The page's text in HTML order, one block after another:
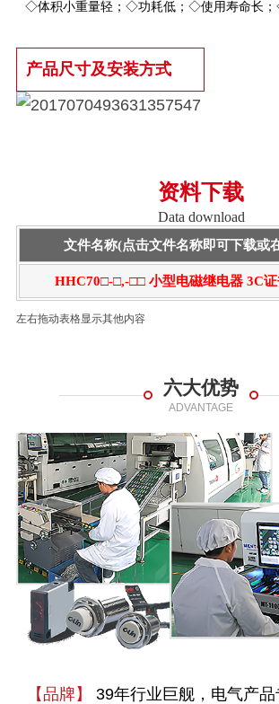
◇体积小重量轻；◇功耗低；◇使用寿命长
产品尺寸及安装方式
资料下载
Data download
文件名称(点击文件名称即可下载或
HHC70□-□,-□□ 小型电磁继电器 3C证
左右拖动表格显示其他内容
六大优势
ADVANTAGE
【品牌】 39年行业巨舰，电气产